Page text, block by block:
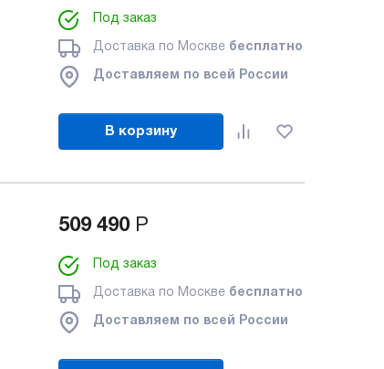
Под заказ
Доставка по Москве бесплатно
Доставляем по всей России
В корзину
509 490 Р
Под заказ
Доставка по Москве бесплатно
Доставляем по всей России